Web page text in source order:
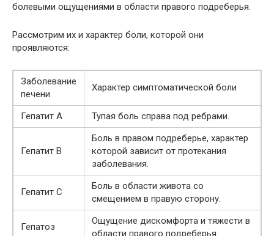
болевыми ощущениями в области правого подреберья.
Рассмотрим их и характер боли, которой они
проявляются:
Заболевание
печени
Характер симптоматической боли
Гепатит А Тупая боль справа под ребрами.
Гепатит B
Боль в правом подреберье, характер
которой зависит от протекания
заболевания.
Гепатит C
Боль в области живота со
смещением в правую сторону.
Гепатоз
Ощущение дискомфорта и тяжести в
области правого подреберья.